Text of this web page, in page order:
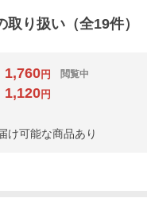
取り扱い（全19件）
1,760円
閲覧中
1,120円
け可能な商品あり